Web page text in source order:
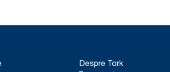
Despre Tork